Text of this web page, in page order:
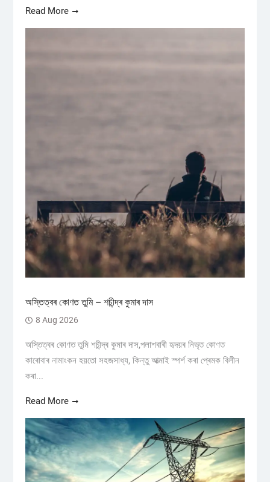
Read More
অস্তিত্বৰ কোণত তুমি – শচীন্দ্ৰ কুমাৰ দাস
8 Aug 2026
অস্তিত্বৰ কোণত তুমি শচীন্দ্ৰ কুমাৰ দাস,পলাশবাৰী হৃদয়ৰ নিভৃত কোণত
কাৰোবাৰ নামাংকন হয়তো সহজসাধ্য, কিন্তু আত্মাই স্পৰ্শ কৰা প্ৰেমক বিলীন
কৰা...
Read More